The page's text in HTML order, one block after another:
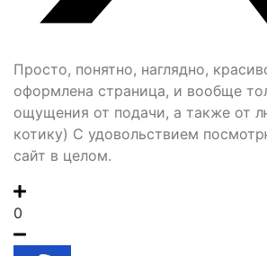
Просто, понятно, наглядно,
оформлена страница, и вообще
ощущения от подачи, а также от
котику) С удовольствием
сайт в целом.
0